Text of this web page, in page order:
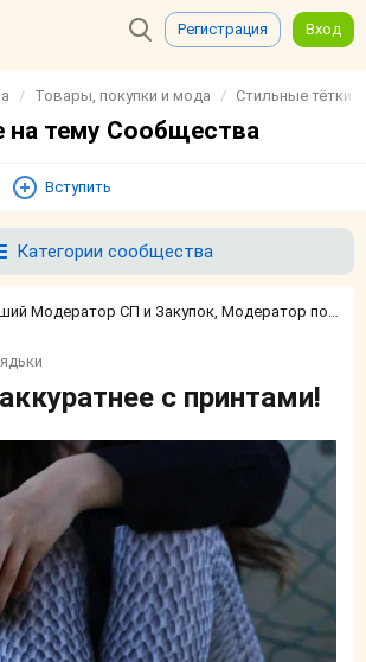
Регистрация Вход
Товары, покупки и мода Стильные тётки
на тему Сообщества
Вступить
Категории сообщества
с принтами!